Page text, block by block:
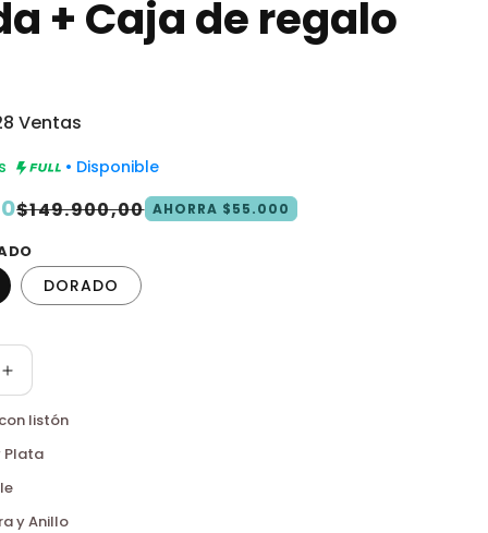
+ Caja de regalo
Ventas
• Disponible
$149.900,00 AHORRA $55.000
DORADO
Aumentar
cantidad
para
Combo
promise®
|
listón
Plata
y Anillo